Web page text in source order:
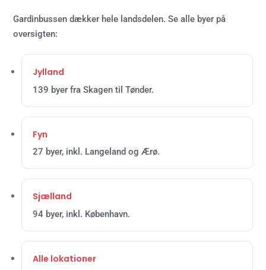
Gardinbussen dækker hele landsdelen. Se alle byer på
oversigten:
Jylland
139 byer fra Skagen til Tønder.
Fyn
27 byer, inkl. Langeland og Ærø.
Sjælland
94 byer, inkl. København.
Alle lokationer